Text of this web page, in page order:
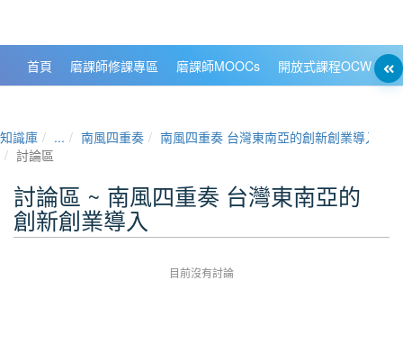
首頁 磨課師修課專區 磨課師MOOCs 開放式課程OCW
知識庫 ... 南風四重奏
南風四重奏 台灣東南亞的創新創業導入
討論區
討論區 ~ 南風四重奏 台灣東南亞的
創新創業導入
目前沒有討論